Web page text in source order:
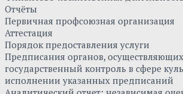
Отчёты
Первичная профсоюзная организация
Аттестация
Порядок предоставления услуги
Предписания органов, осуществляющих
государственный контроль в сфере
исполнении указанных предписаний